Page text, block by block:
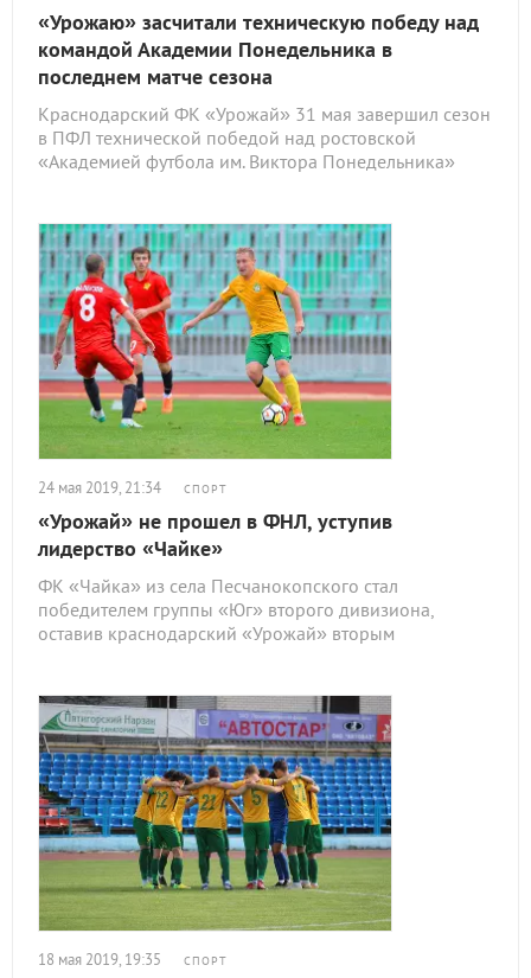
«Урожаю» засчитали техническую победу над
командой Академии Понедельника в
последнем матче сезона
Краснодарский ФК «Урожай» 31 мая завершил сезон
в ПФЛ технической победой над ростовской
«Академией футбола им. Виктора Понедельника»
24 мая 2019, 21:34 СПОРТ
«Урожай» не прошел в ФНЛ, уступив
лидерство «Чайке»
ФК «Чайка» из села Песчанокопского стал
победителем группы «Юг» второго дивизиона,
оставив краснодарский «Урожай» вторым
18 мая 2019, 19:35 СПОРТ